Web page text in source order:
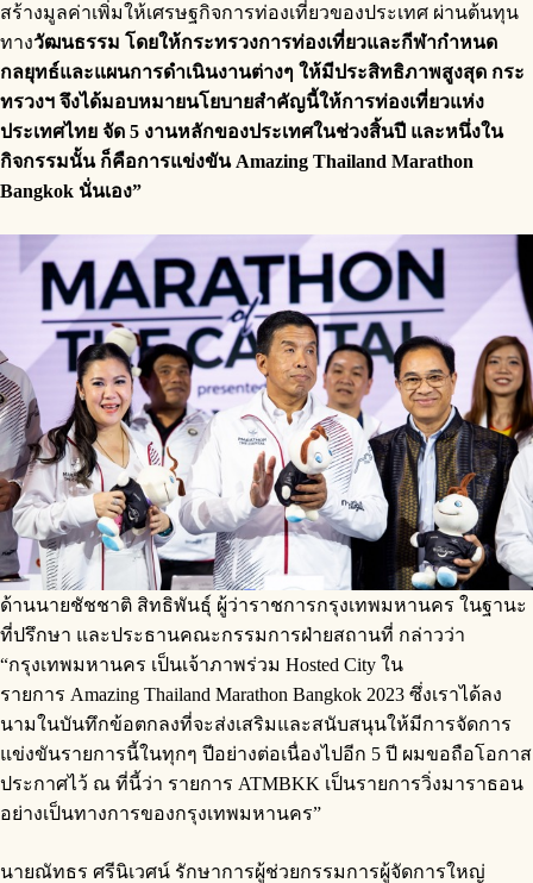
สร้างมูลค่าเพิ่มให้เศรษฐกิจการท่องเที่ยวของประเทศ ผ่านต้นทุน
ทางวัฒนธรรม โดยให้กระทรวงการท่องเที่ยวและกีฬากำหนด
กลยุทธ์และแผนการดำเนินงานต่างๆ ให้มีประสิทธิภาพสูงสุด กระ
ทรวงฯ จึงได้มอบหมายนโยบายสำคัญนี้ให้การท่องเที่ยวแห่ง
ประเทศไทย จัด 5 งานหลักของประเทศในช่วงสิ้นปี และหนึ่งใน
กิจกรรมนั้น ก็คือการแข่งขัน Amazing Thailand Marathon
Bangkok นั่นเอง”
ด้านนายชัชชาติ สิทธิพันธุ์ ผู้ว่าราชการกรุงเทพมหานคร ในฐานะ
ที่ปรึกษา และประธานคณะกรรมการฝ่ายสถานที่ กล่าวว่า
“กรุงเทพมหานคร เป็นเจ้าภาพร่วม Hosted City ใน
รายการ Amazing Thailand Marathon Bangkok 2023 ซึ่งเราได้ลง
นามในบันทึกข้อตกลงที่จะส่งเสริมและสนับสนุนให้มีการจัดการ
แข่งขันรายการนี้ในทุกๆ ปีอย่างต่อเนื่องไปอีก 5 ปี ผมขอถือโอกาส
ประกาศไว้ ณ ที่นี้ว่า รายการ ATMBKK เป็นรายการวิ่งมาราธอน
อย่างเป็นทางการของกรุงเทพมหานคร”
นายณัทธร ศรีนิเวศน์ รักษาการผู้ช่วยกรรมการผู้จัดการใหญ่